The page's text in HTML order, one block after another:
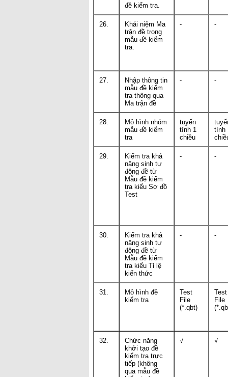
đề kiểm tra.
26.
Khái niệm Ma
trận đề trong
mẫu đề kiểm
tra.
- -
27.
Nhập thông tin
mẫu đề kiểm
tra thông qua
Ma trận đề
- -
28.
Mô hình nhóm
mẫu đề kiểm
tra
tuyến
tính 1
chiều
tính
29.
Kiểm tra khả
năng sinh tự
động đề từ
Mẫu đề kiểm
tra kiểu Sơ đồ
Test
- -
30.
Kiểm tra khả
năng sinh tự
động đề từ
Mẫu đề kiểm
tra kiểu Tỉ lệ
kiến thức
- -
31.
Mô hình đề
kiểm tra
Test
File
(*.qbt)
Test
File
32.
Chức năng
khởi tạo đề
kiểm tra trực
tiếp (không
qua mẫu đề
√ √